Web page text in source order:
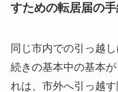
すための転居届の
同じ市内での引っ越
続きの基本中の基本が
れは、市外へ引っ越